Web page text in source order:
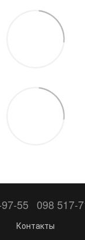
55 098 517-
Контакты